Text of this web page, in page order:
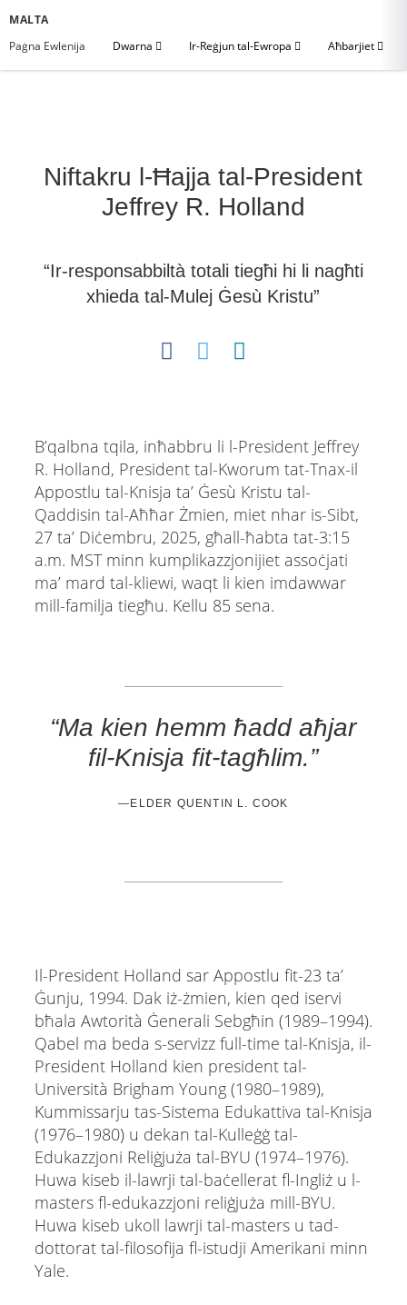
MALTA
Paġna Ewlenija
Dwarna Ir-Reġjun tal-Ewropa Aħbarjiet
Niftakru l-Ħajja tal-President
Jeffrey R. Holland
“Ir-responsabbiltà totali tiegħi hi li nagħti
xhieda tal-Mulej Ġesù Kristu”
B’qalbna tqila, inħabbru li l-President Jeffrey
R. Holland, President tal-Kworum tat-Tnax-il
Appostlu tal-Knisja ta’ Ġesù Kristu tal-
Qaddisin tal-Aħħar Żmien, miet nhar is-Sibt,
27 ta’ Diċembru, 2025, għall-ħabta tat-3:15
a.m. MST minn kumplikazzjonijiet assoċjati
ma’ mard tal-kliewi, waqt li kien imdawwar
mill-familja tiegħu. Kellu 85 sena.
“Ma kien hemm ħadd aħjar
fil-Knisja fit-tagħlim.”
—ELDER QUENTIN L. COOK
Il-President Holland sar Appostlu fit-23 ta’
Ġunju, 1994. Dak iż-żmien, kien qed iservi
bħala Awtorità Ġenerali Sebgħin (1989–1994).
Qabel ma beda s-servizz full-time tal-Knisja, il-
President Holland kien president tal-
Università Brigham Young (1980–1989),
Kummissarju tas-Sistema Edukattiva tal-Knisja
(1976–1980) u dekan tal-Kulleġġ tal-
Edukazzjoni Reliġjuża tal-BYU (1974–1976).
Huwa kiseb il-lawrji tal-baċellerat fl-Ingliż u l-
masters fl-edukazzjoni reliġjuża mill-BYU.
Huwa kiseb ukoll lawrji tal-masters u tad-
dottorat tal-filosofija fl-istudji Amerikani minn
Yale.